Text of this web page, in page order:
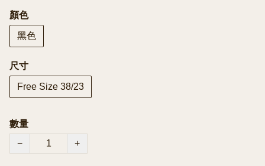
顏色
黑色
尺寸
Free Size 38/23
數量
−
+